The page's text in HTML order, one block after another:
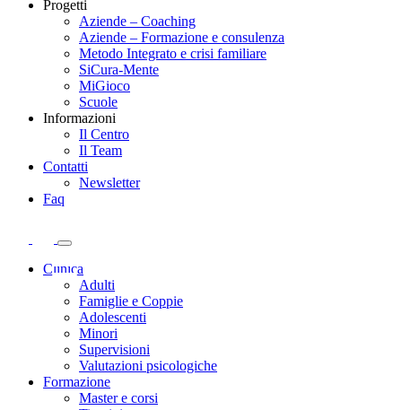
Progetti
Aziende – Coaching
Aziende – Formazione e consulenza
Metodo Integrato e crisi familiare
SiCura-Mente
MiGioco
Scuole
Informazioni
Il Centro
Il Team
Contatti
Newsletter
Faq
Clinica
Adulti
Famiglie e Coppie
Adolescenti
Minori
Supervisioni
Valutazioni psicologiche
Formazione
Master e corsi